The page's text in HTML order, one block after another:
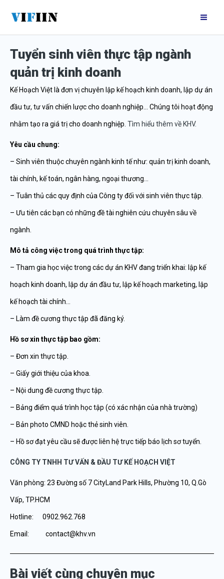
nội
dungTuyển sinh viên thực tập ngành
quản trị kinh doanh
Kế Hoạch Việt là đơn vị chuyên lập kế hoạch kinh doanh, lập dự án
đầu tư, tư vấn chiến lược cho doanh nghiệp… Chúng tôi hoạt động
nhằm tạo ra giá trị cho doanh nghiệp. Tìm hiểu thêm về KHV.
Yêu cầu chung:
– Sinh viên thuộc chuyên ngành kinh tế như: quản trị kinh doanh,
tài chính, kế toán, ngân hàng, ngoại thương…
– Tuân thủ các quy định của Công ty đối với sinh viên thực tập.
– Ưu tiên các bạn có những đề tài nghiên cứu chuyên sâu về
ngành.
Mô tả công việc trong quá trình thực tập:
– Tham gia học việc trong các dự án KHV đang triển khai: lập kế
hoạch kinh doanh, lập dự án đầu tư, lập kế hoạch marketing, lập
kế hoạch tài chính…
– Làm đề cương thực tập đã đăng ký.
Hồ sơ xin thực tập bao gồm:
– Đơn xin thực tập.
– Giấy giới thiệu của khoa.
– Nội dung đề cương thực tập.
– Bảng điểm quá trình học tập (có xác nhận của nhà trường)
– Bản photo CMND hoặc thẻ sinh viên.
– Hồ sơ đạt yêu cầu sẽ được liên hệ trực tiếp báo lịch sơ tuyển.
CÔNG TY TNHH TƯ VẤN & ĐẦU TƯ KẾ HOẠCH VIỆT
Văn phòng: 23 Đường số 7 CityLand Park Hills, Phường 10, Q.Gò
Vấp, TP.HCM
Hotline: 0902.962.768
Email: contact@khv.vn
Bài viết cùng chuyên mục